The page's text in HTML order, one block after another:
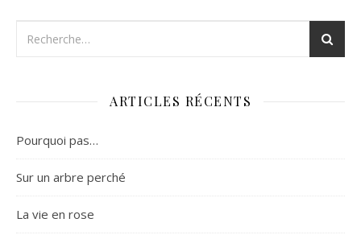
ARTICLES RÉCENTS
Pourquoi pas…
Sur un arbre perché
La vie en rose